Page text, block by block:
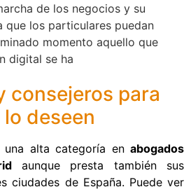
de los negocios y su
que los particulares puedan
momento aquello que
digital se ha
consejeros para
deseen
una alta categoría en abogados
aunque presta también sus
ciudades de España. Puede ver